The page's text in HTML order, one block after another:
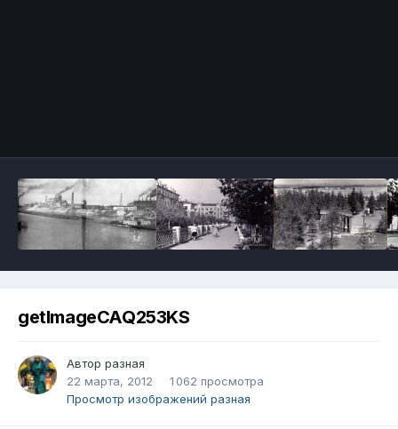
getImageCAQ253KS
Автор разная
22 марта, 2012
1 062 просмотра
Просмотр изображений разная